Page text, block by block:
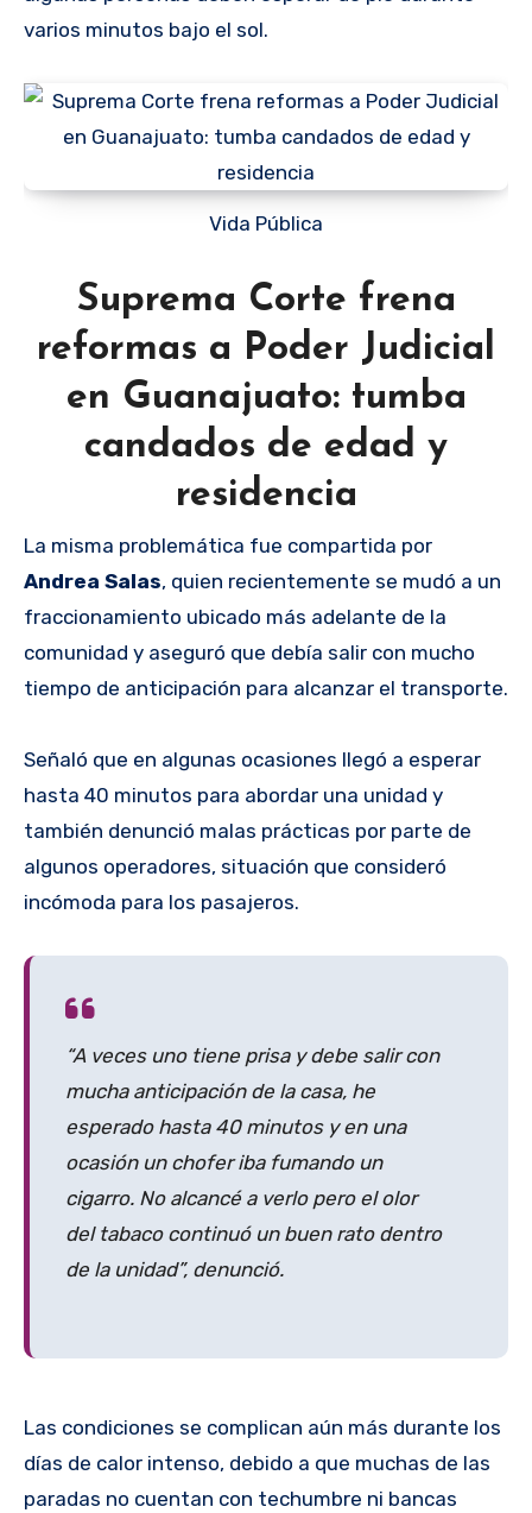
varios minutos bajo el sol.
Vida Pública
Suprema Corte frena
reformas a Poder Judicial
en Guanajuato: tumba
candados de edad y
residencia
La misma problemática fue compartida por
Andrea Salas, quien recientemente se mudó a un
fraccionamiento ubicado más adelante de la
comunidad y aseguró que debía salir con mucho
tiempo de anticipación para alcanzar el transporte.
Señaló que en algunas ocasiones llegó a esperar
hasta 40 minutos para abordar una unidad y
también denunció malas prácticas por parte de
algunos operadores, situación que consideró
incómoda para los pasajeros.
“A veces uno tiene prisa y debe salir con
mucha anticipación de la casa, he
esperado hasta 40 minutos y en una
ocasión un chofer iba fumando un
cigarro. No alcancé a verlo pero el olor
del tabaco continuó un buen rato dentro
de la unidad”, denunció.
Las condiciones se complican aún más durante los
días de calor intenso, debido a que muchas de las
paradas no cuentan con techumbre ni bancas